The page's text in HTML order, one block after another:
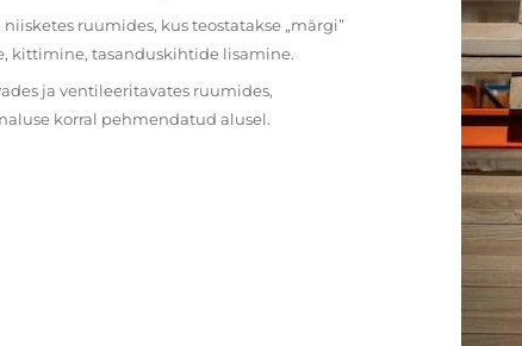
ruumides, kus teostatakse „märgi”
kittimine, tasanduskihtide lisamine.
ja ventileeritavates ruumides,
korral pehmendatud alusel.